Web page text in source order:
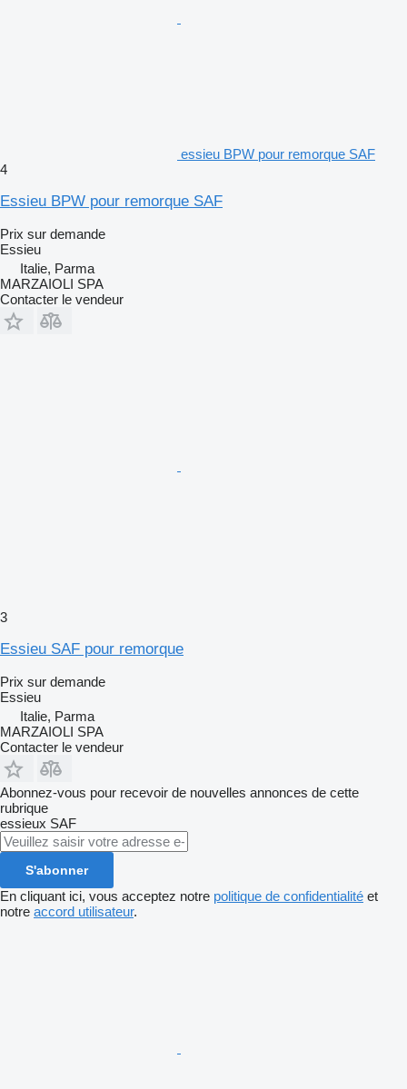
essieu BPW pour remorque SAF
4
Essieu BPW pour remorque SAF
Prix sur demande
Essieu
Italie, Parma
MARZAIOLI SPA
Contacter le vendeur
3
Essieu SAF pour remorque
Prix sur demande
Essieu
Italie, Parma
MARZAIOLI SPA
Contacter le vendeur
Abonnez-vous pour recevoir de nouvelles annonces de cette
rubrique
essieux SAF
S'abonner
En cliquant ici, vous acceptez notre politique de confidentialité et
notre accord utilisateur.